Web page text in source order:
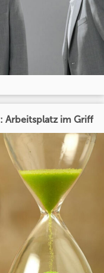
Arbeitsplatz im Griff